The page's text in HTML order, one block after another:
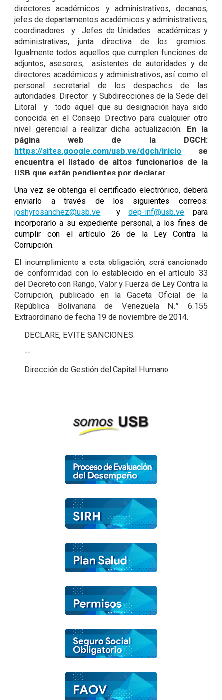
directores académicos y administrativos, decanos,
jefes de departamentos académicos y administrativos,
coordinadores y Jefes de Unidades académicas y
administrativas, junta directiva de los gremios.
Igualmente todos aquellos que cumplen funciones de
adjuntos, asesores, asistentes de autoridades y de
directores académicos y administrativos, así como el
personal secretarial de los despachos de las
autoridades, Director y Subdirecciones de la Sede del
Litoral y todo aquel que su designación haya sido
conocida en el Consejo Directivo para cualquier otro
nivel gerencial a realizar dicha actualización. En la
página web de la DGCH:
https://sites.google.com/usb.ve/dgch/inicio
se
encuentra el listado de altos funcionarios de la
USB que están pendientes por declarar.
Una vez se obtenga el certificado electrónico, deberá
enviarlo a través de los siguientes correos:
joshyrosanchez@usb.ve ydep-inf@usb.ve para
incorporarlo a su expediente personal, a los fines de
cumplir con el artículo 26 de la Ley Contra la
Corrupción.
El incumplimiento a esta obligación, será sancionado
de conformidad con lo establecido en el artículo 33
del Decreto con Rango, Valor y Fuerza de Ley Contra la
Corrupción, publicado en la Gaceta Oficial de la
República Bolivariana de Venezuela N.° 6.155
Extraordinario de fecha 19 de noviembre de 2014.
DECLARE, EVITE SANCIONES.
--
Dirección de Gestión del Capital Humano